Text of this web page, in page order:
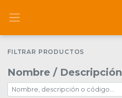
FILTRAR PRODUCTOS
Nombre / Descripción